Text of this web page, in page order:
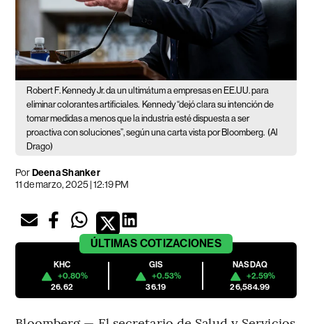
Robert F. Kennedy Jr. da un ultimátum a empresas en EE.UU. para
eliminar colorantes artificiales. Kennedy “dejó clara su intención de
tomar medidas a menos que la industria esté dispuesta a ser
proactiva con soluciones”, según una carta vista por Bloomberg. (Al
Drago)
PorDeena Shanker
11 de marzo, 2025 | 12:19 PM
ÚLTIMAS COTIZACIONES
KHC
+0.80%
26.62
GIS
+0.53%
36.19
NASDAQ
+2.59%
26,584.99